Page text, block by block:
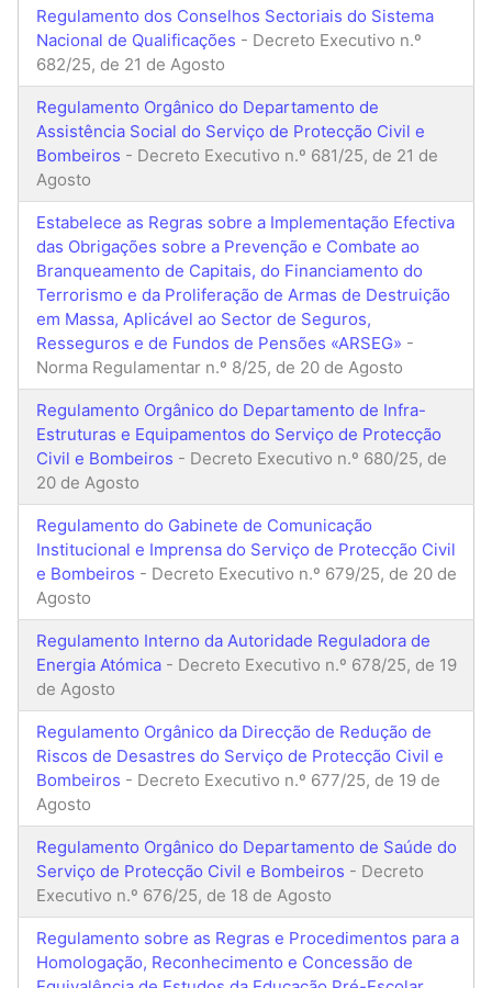
Regulamento dos Conselhos Sectoriais do Sistema
Nacional de Qualificações - Decreto Executivo n.º
682/25, de 21 de Agosto
Regulamento Orgânico do Departamento de
Assistência Social do Serviço de Protecção Civil e
Bombeiros - Decreto Executivo n.º 681/25, de 21 de
Agosto
Estabelece as Regras sobre a Implementação Efectiva
das Obrigações sobre a Prevenção e Combate ao
Branqueamento de Capitais, do Financiamento do
Terrorismo e da Proliferação de Armas de Destruição
em Massa, Aplicável ao Sector de Seguros,
Resseguros e de Fundos de Pensões «ARSEG» -
Norma Regulamentar n.º 8/25, de 20 de Agosto
Regulamento Orgânico do Departamento de Infra-
Estruturas e Equipamentos do Serviço de Protecção
Civil e Bombeiros - Decreto Executivo n.º 680/25, de
20 de Agosto
Regulamento do Gabinete de Comunicação
Institucional e Imprensa do Serviço de Protecção Civil
e Bombeiros - Decreto Executivo n.º 679/25, de 20 de
Agosto
Regulamento Interno da Autoridade Reguladora de
Energia Atómica - Decreto Executivo n.º 678/25, de 19
de Agosto
Regulamento Orgânico da Direcção de Redução de
Riscos de Desastres do Serviço de Protecção Civil e
Bombeiros - Decreto Executivo n.º 677/25, de 19 de
Agosto
Regulamento Orgânico do Departamento de Saúde do
Serviço de Protecção Civil e Bombeiros - Decreto
Executivo n.º 676/25, de 18 de Agosto
Regulamento sobre as Regras e Procedimentos para a
Homologação, Reconhecimento e Concessão de